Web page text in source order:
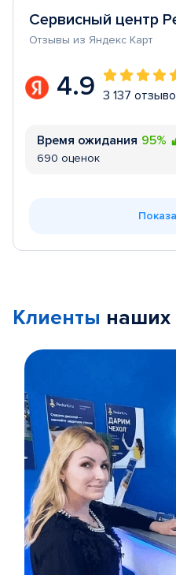
Сервисный центр
Отзывы из Яндекс Карт
4.9 3 137
Время ожидания 95%
690 оценок
Клиенты наших